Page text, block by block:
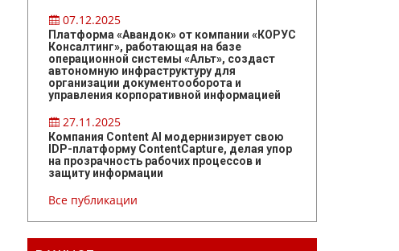
07.12.2025
Платформа «Авандок» от компании «КОРУС
Консалтинг», работающая на базе
операционной системы «Альт», создаст
автономную инфраструктуру для
организации документооборота и
управления корпоративной информацией
27.11.2025
Компания Content AI модернизирует свою
IDP-платформу ContentCapture, делая упор
на прозрачность рабочих процессов и
защиту информации
Все публикации